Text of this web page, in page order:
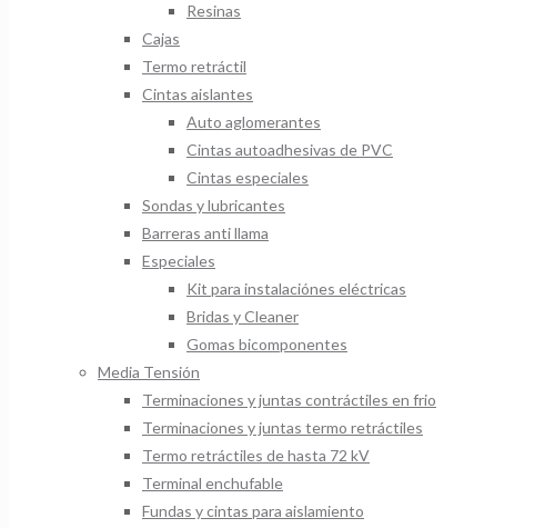
Resinas
Cajas
Termo retráctil
Cintas aislantes
Auto aglomerantes
Cintas autoadhesivas de PVC
Cintas especiales
Sondas y lubricantes
Barreras anti llama
Especiales
Kit para instalaciónes eléctricas
Bridas y Cleaner
Gomas bicomponentes
Media Tensión
Terminaciones y juntas contráctiles en frio
Terminaciones y juntas termo retráctiles
Termo retráctiles de hasta 72 kV
Terminal enchufable
Fundas y cintas para aislamiento